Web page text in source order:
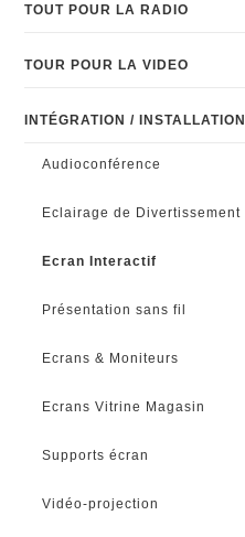
TOUT POUR LA RADIO
TOUR POUR LA VIDEO
INTÉGRATION / INSTALLATION
Audioconférence
Eclairage de Divertissement
Ecran Interactif
Présentation sans fil
Ecrans & Moniteurs
Ecrans Vitrine Magasin
Supports écran
Vidéo-projection